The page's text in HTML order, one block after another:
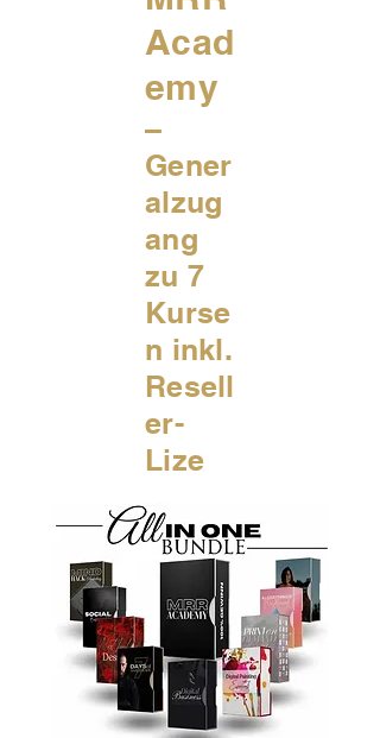
Acad
emy
–
Gener
alzug
ang
zu 7
Kurse
n inkl.
Resell
er-
Lize